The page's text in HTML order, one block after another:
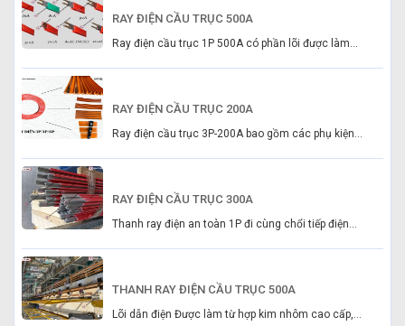
RAY ĐIỆN CẦU TRỤC 500A
Ray điện cầu trục 1P 500A có phần lõi được làm...
RAY ĐIỆN CẦU TRỤC 200A
Ray điện cầu trục 3P-200A bao gồm các phụ kiện...
RAY ĐIỆN CẦU TRỤC 300A
Thanh ray điện an toàn 1P đi cùng chổi tiếp điện...
THANH RAY ĐIỆN CẦU TRỤC 500A
Lõi dẫn điện Được làm từ hợp kim nhôm cao cấp,...